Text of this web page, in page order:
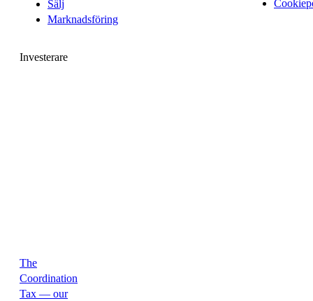
Sälj
Marknadsföring
Investerare
The
Coordination
Tax — our